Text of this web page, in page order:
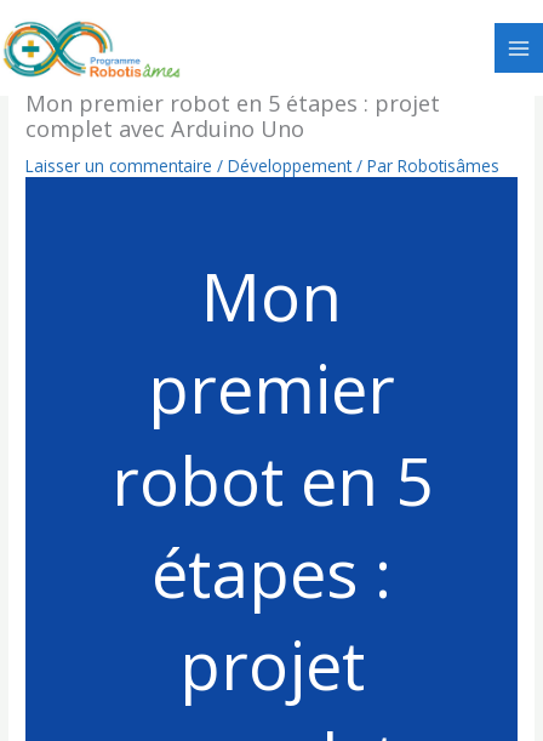
au
contenu
Mon premier robot en 5 étapes : projet
complet avec Arduino Uno
Laisser un commentaire /Développement/ ParRobotisâmes
Mon
premier
robot en 5
étapes :
projet